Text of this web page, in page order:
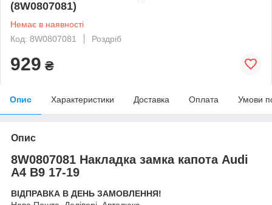
(8W0807081)
Немає в наявності
Код: 8W0807081
Роздріб
929 ₴
Опис Характеристики Доставка Оплата Умови
Опис
8W0807081 Накладка замка капота Audi
A4 B9 17-19
ВІДПРАВКА В ДЕНЬ ЗАМОВЛЕННЯ!